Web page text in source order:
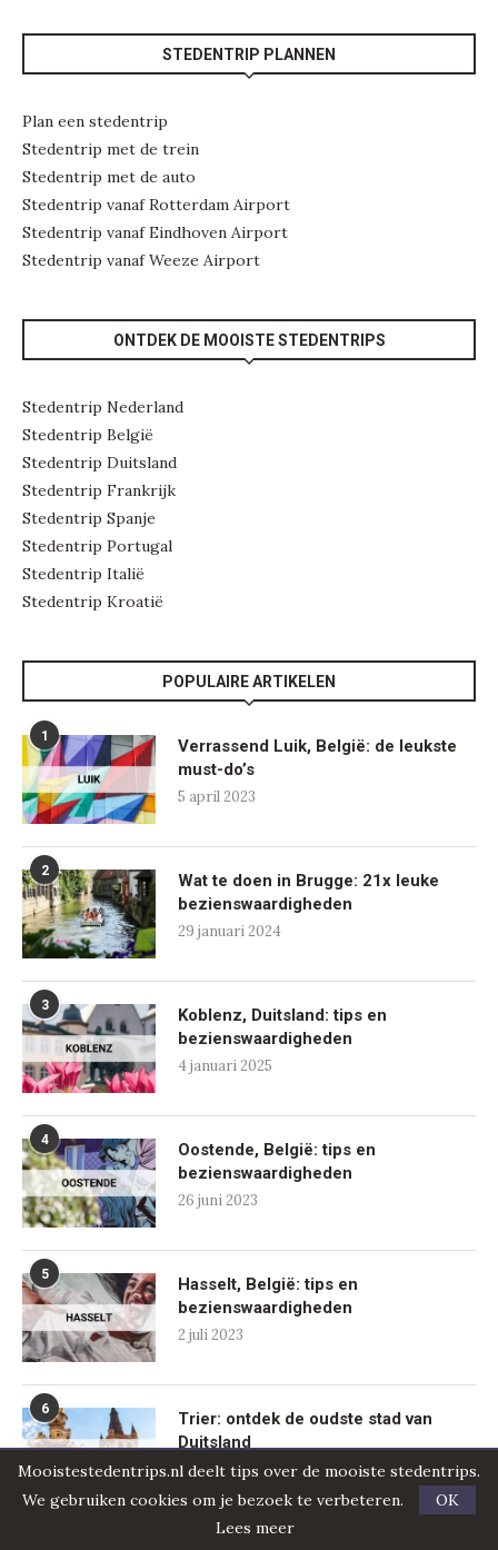
STEDENTRIP PLANNEN
Plan een stedentrip
Stedentrip met de trein
Stedentrip met de auto
Stedentrip vanaf Rotterdam Airport
Stedentrip vanaf Eindhoven Airport
Stedentrip vanaf Weeze Airport
ONTDEK DE MOOISTE STEDENTRIPS
Stedentrip Nederland
Stedentrip België
Stedentrip Duitsland
Stedentrip Frankrijk
Stedentrip Spanje
Stedentrip Portugal
Stedentrip Italië
Stedentrip Kroatië
POPULAIRE ARTIKELEN
1
Verrassend Luik, België: de leukste
must-do’s
5 april 2023
2
Wat te doen in Brugge: 21x leuke
bezienswaardigheden
29 januari 2024
3
Koblenz, Duitsland: tips en
bezienswaardigheden
4 januari 2025
4
Oostende, België: tips en
bezienswaardigheden
26 juni 2023
5
Hasselt, België: tips en
bezienswaardigheden
2 juli 2023
6
Trier: ontdek de oudste stad van
Duitsland
20 juni 2024
Mooistestedentrips.nl deelt tips over de mooiste stedentrips.
We gebruiken cookies om je bezoek te verbeteren.
OK
Lees meer